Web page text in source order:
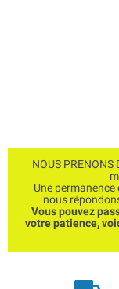
NOUS
Une
nous
Vous pouvez
votre patience,